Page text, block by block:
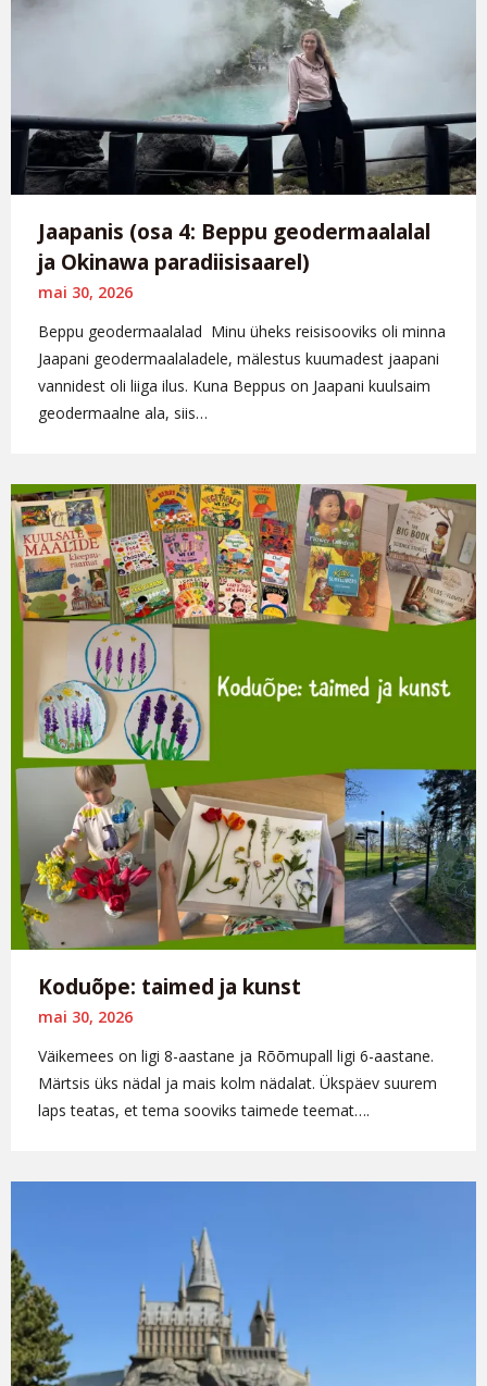
Jaapanis (osa 4: Beppu geodermaalalal
ja Okinawa paradiisisaarel)
mai 30, 2026
Beppu geodermaalalad Minu üheks reisisooviks oli minna
Jaapani geodermaalaladele, mälestus kuumadest jaapani
vannidest oli liiga ilus. Kuna Beppus on Jaapani kuulsaim
geodermaalne ala, siis…
Koduõpe: taimed ja kunst
mai 30, 2026
Väikemees on ligi 8-aastane ja Rõõmupall ligi 6-aastane.
Märtsis üks nädal ja mais kolm nädalat. Ükspäev suurem
laps teatas, et tema sooviks taimede teemat….